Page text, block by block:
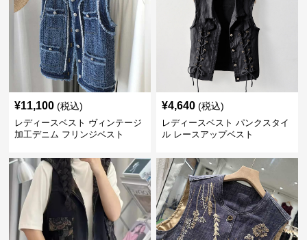
¥11,100 (税込)
レディースベスト ヴィンテージ
加工デニム フリンジベスト
¥4,640 (税込)
レディースベスト パンクスタイ
ル レースアップベスト